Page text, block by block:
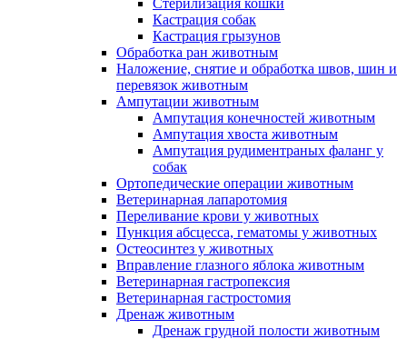
Стерилизация кошки
Кастрация собак
Кастрация грызунов
Обработка ран животным
Наложение, снятие и обработка швов, шин и
перевязок животным
Ампутации животным
Ампутация конечностей животным
Ампутация хвоста животным
Ампутация рудиментраных фаланг у
собак
Ортопедические операции животным
Ветеринарная лапаротомия
Переливание крови у животных
Пункция абсцесса, гематомы у животных
Остеосинтез у животных
Вправление глазного яблока животным
Ветеринарная гастропексия
Ветеринарная гастростомия
Дренаж животным
Дренаж грудной полости животным